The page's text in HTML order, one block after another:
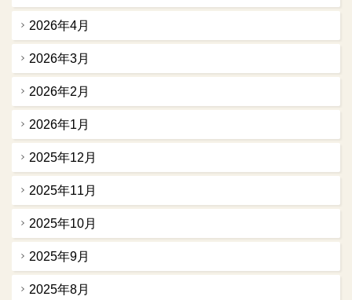
2026年4月
2026年3月
2026年2月
2026年1月
2025年12月
2025年11月
2025年10月
2025年9月
2025年8月